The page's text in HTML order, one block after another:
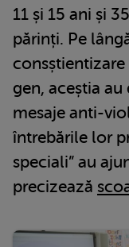
11 și 15 ani și
părinți. Pe
gen, aceștia
mesaje anti-
întrebările lor
speciali” au
precizează